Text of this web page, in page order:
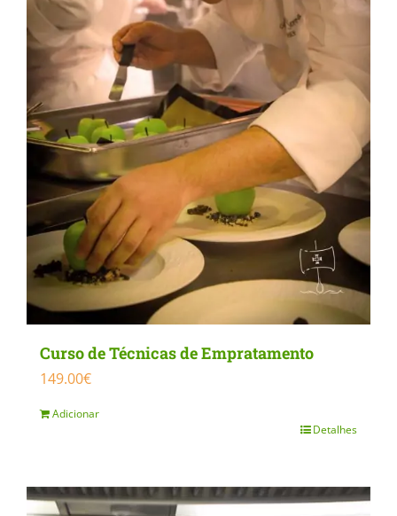
Curso de Técnicas de Empratamento
149.00€
Adicionar
Detalhes